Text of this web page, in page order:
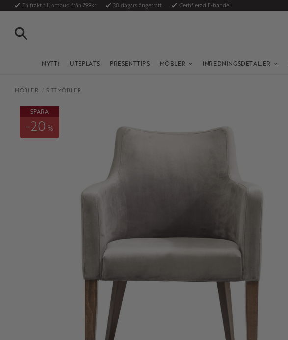
Fri frakt till ombud från 799kr 30 dagars ångerrätt Certifierad E-handel
NYTT! UTEPLATS PRESENTTIPS MÖBLER INREDNINGSDETALJER
MÖBLER SITTMÖBLER
SPARA
20 %